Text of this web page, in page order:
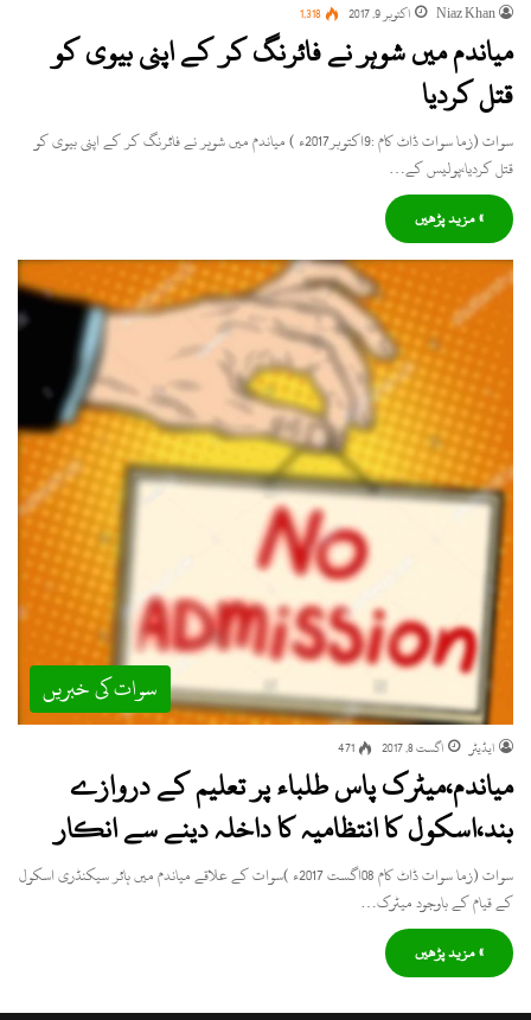
Niaz Khan اکتوبر 9, 2017 1,318
میاندم میں شوہر نے فائرنگ کر کے اپنی بیوی کو
قتل کردیا
سوات (زما سوات ڈاٹ کام :9اکتوبر2017ء ) میاندم میں شوہر نے فائرنگ کر کے اپنی بیوی کو
قتل کردیا،پولیس کے…
» مزید پڑھیں
سوات کی خبریں
ایڈیٹر اگست 8, 2017 471
میاندم،میٹرک پاس طلباء پر تعلیم کے دروازے
بند،اسکول کا انتظامیہ کا داخلہ دینے سے انکار
سوات (زما سوات ڈاٹ کام 08اگست 2017ء )سوات کے علاقے میاندم میں ہائر سیکنڈری اسکول
کے قیام کے باوجود میٹرک…
» مزید پڑھیں